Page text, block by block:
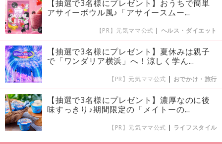
【抽選で3名様にプレゼント】おうちで簡単
アサイーボウル風♪「アサイースムー...
【PR】元気ママ公式 | ヘルス・ダイエット
【抽選で3名様にプレゼント】夏休みは親子
で「ワンダリア横浜」へ！涼しく学ん...
【PR】元気ママ公式 | おでかけ・旅行
【抽選で3名様にプレゼント】濃厚なのに後
味すっきり♪期間限定の「メイトーの...
【PR】元気ママ公式 | ライフスタイル